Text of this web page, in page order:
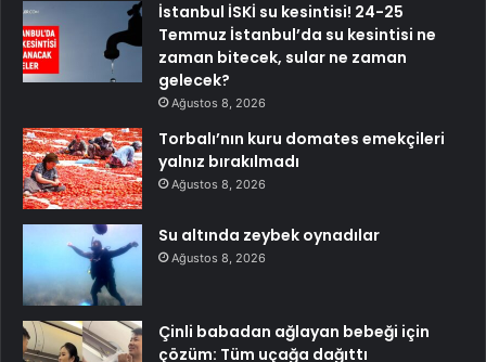
İstanbul İSKİ su kesintisi! 24-25
Temmuz İstanbul’da su kesintisi ne
zaman bitecek, sular ne zaman
gelecek?
Ağustos 8, 2026
Torbalı’nın kuru domates emekçileri
yalnız bırakılmadı
Ağustos 8, 2026
Su altında zeybek oynadılar
Ağustos 8, 2026
Çinli babadan ağlayan bebeği için
çözüm: Tüm uçağa dağıttı